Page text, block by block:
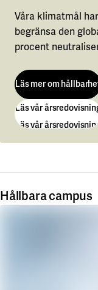
Våra klimatmål
begränsa den
procent
Läs mer om
Läs mer om
Läs vår
Läs vår
Hållbara campus